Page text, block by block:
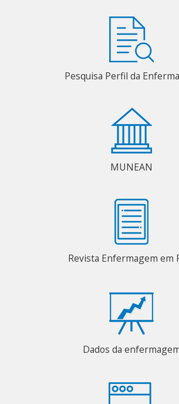
Pesquisa Perfil da
MUNEAN
Revista Enfermagem em
Dados da